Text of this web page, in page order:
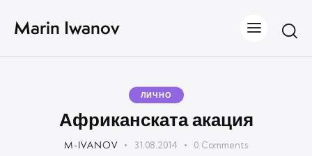
Marin Iwanov
ЛИЧНО
Африканската акация
M-IVANOV 31.08.2014 0 Comments